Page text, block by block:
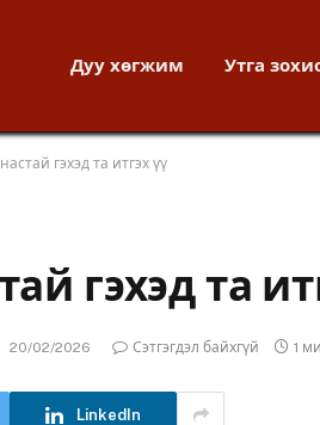
Дуу хөгжим Утга
гэхэд та итгэх үү
гэхэд та
20/02/2026 Сэтгэгдэл байхгүй 1
LinkedIn